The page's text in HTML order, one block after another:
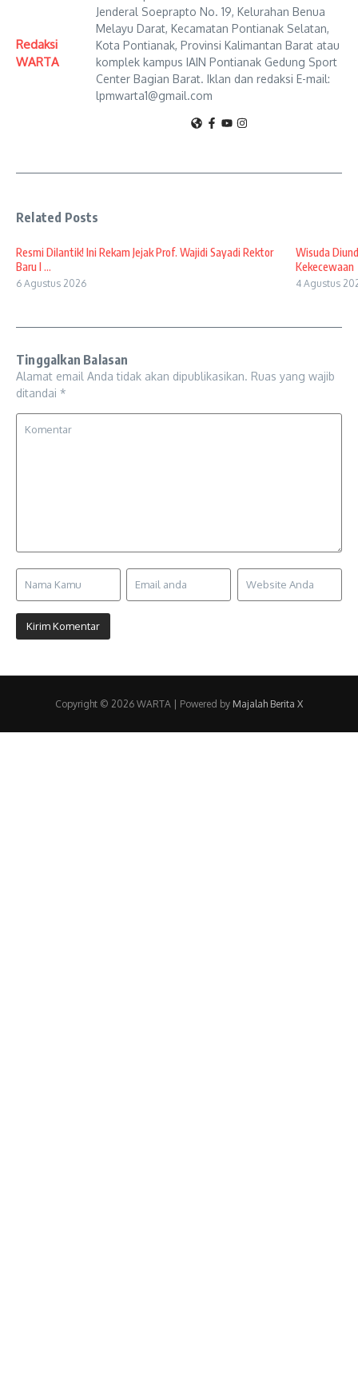
Redaksi
WARTA
Jenderal Soeprapto No. 19, Kelurahan Benua
Melayu Darat, Kecamatan Pontianak Selatan,
Kota Pontianak, Provinsi Kalimantan Barat atau
komplek kampus IAIN Pontianak Gedung Sport
Center Bagian Barat. Iklan dan redaksi E-mail:
lpmwarta1@gmail.com
Related Posts
Resmi Dilantik! Ini Rekam Jejak Prof. Wajidi Sayadi Rektor
Baru I ...
6 Agustus 2026
Wisuda
Kekecewaan
4 Agustus
Tinggalkan Balasan
Alamat email Anda tidak akan dipublikasikan. Ruas yang wajib
ditandai *
Copyright © 2026 WARTA | Powered by Majalah Berita X